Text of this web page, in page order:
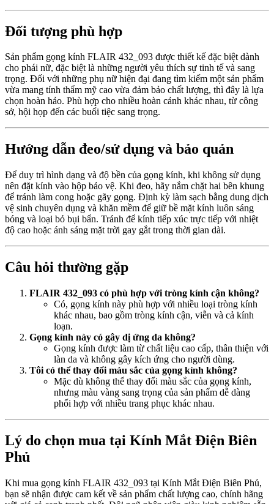
Đối tượng phù hợp
Sản phẩm gọng kính FLAIR 432_093 được thiết kế đặc biệt dành
cho phái nữ, đặc biệt là những người yêu thích sự tinh tế và sang
trọng. Đối với những phụ nữ hiện đại đang tìm kiếm một sản phẩm
vừa mang tính thẩm mỹ cao vừa đảm bảo chất lượng, thì đây là lựa
chọn hoàn hảo. Phù hợp cho nhiều hoàn cảnh khác nhau, từ công
sở, hội họp đến các buổi tiệc sang trọng.
Hướng dẫn đeo/sử dụng và bảo quản
Để duy trì hình dạng và độ bền của gọng kính, khi không sử dụng
nên đặt kính vào hộp bảo vệ. Khi đeo, hãy nắm chặt hai bên khung
để tránh làm cong hoặc gãy gọng. Định kỳ làm sạch bằng dung dịch
vệ sinh chuyên dụng và khăn mềm để giữ bề mặt kính luôn sáng
bóng và loại bỏ bụi bẩn. Tránh để kính tiếp xúc trực tiếp với nhiệt
độ cao hoặc ánh sáng mặt trời gay gắt trong thời gian dài.
Câu hỏi thường gặp
FLAIR 432_093 có phù hợp với tròng kính cận không?
Có, gọng kính này phù hợp với nhiều loại tròng kính
khác nhau, bao gồm tròng kính cận, viễn và cả kính
loạn.
Gọng kính này có gây dị ứng da không?
Gọng kính được làm từ chất liệu cao cấp, thân thiện với
làn da và không gây kích ứng cho người dùng.
Tôi có thể thay đổi màu sắc của gọng kính không?
Mặc dù không thể thay đổi màu sắc của gọng kính,
nhưng màu vàng sang trọng của sản phẩm dễ dàng
phối hợp với nhiều trang phục khác nhau.
Lý do chọn mua tại Kính Mắt Điện Biên
Phủ
Khi mua gọng kính FLAIR 432_093 tại Kính Mắt Điện Biên Phủ,
bạn sẽ nhận được cam kết về sản phẩm chất lượng cao, chính hãng